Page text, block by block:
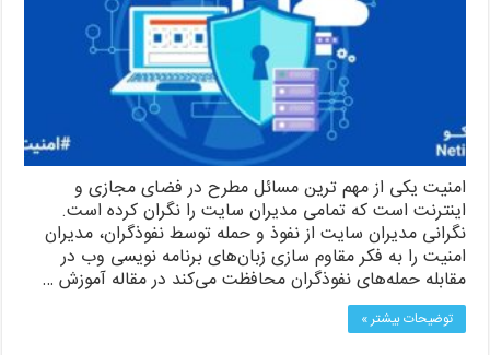
امنیت یکی از مهم ترین مسائل مطرح در فضای مجازی و
اینترنت است که تمامی مدیران سایت را نگران کرده است.
نگرانی مدیران سایت از نفوذ و حمله توسط نفوذگران، مدیران
امنیت را به فکر مقاوم سازی زبان‌های برنامه نویسی وب در
مقابله حمله‌های نفوذگران محافظت می‌کند در مقاله آموزش …
توضیحات بیشتر »